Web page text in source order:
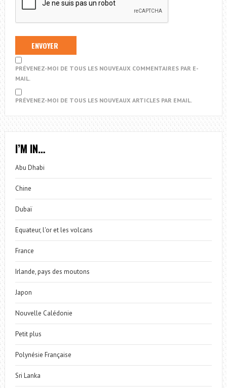
PRÉVENEZ-MOI DE TOUS LES NOUVEAUX COMMENTAIRES PAR E-
MAIL.
PRÉVENEZ-MOI DE TOUS LES NOUVEAUX ARTICLES PAR EMAIL.
I’M IN…
Abu Dhabi
Chine
Dubaï
Equateur, l'or et les volcans
France
Irlande, pays des moutons
Japon
Nouvelle Calédonie
Petit plus
Polynésie Française
Sri Lanka